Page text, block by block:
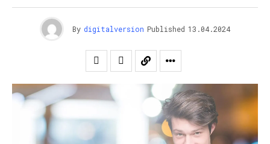
By digitalversion Published 13.04.2024